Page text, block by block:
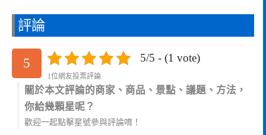
評論
5 5/5 - (1 vote)
1位網友投票評論
關於本文評論的商家、商品、景點、議題、方法，
你給幾顆星呢？
歡迎一起點擊星號參與評論唷！